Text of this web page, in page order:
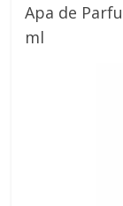
Apa de
ml